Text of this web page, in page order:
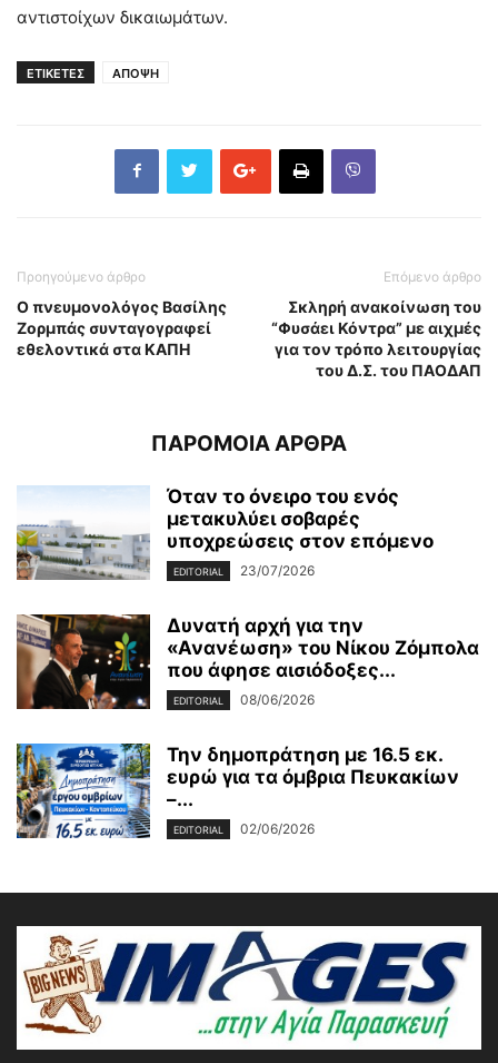
αντιστοίχων δικαιωμάτων.
ΕΤΙΚΕΤΕΣ ΑΠΟΨΗ
Προηγούμενο άρθρο
Ο πνευμονολόγος Βασίλης
Ζορμπάς συνταγογραφεί
εθελοντικά στα ΚΑΠΗ
Επόμενο άρθρο
Σκληρή ανακοίνωση του
“Φυσάει Κόντρα” με αιχμές
για τον τρόπο λειτουργίας
του Δ.Σ. του ΠΑΟΔΑΠ
ΠΑΡΟΜΟΙΑ ΑΡΘΡΑ
Όταν το όνειρο του ενός
μετακυλύει σοβαρές
υποχρεώσεις στον επόμενο
EDITORIAL 23/07/2026
Δυνατή αρχή για την
«Ανανέωση» του Νίκου Ζόμπολα
που άφησε αισιόδοξες...
EDITORIAL 08/06/2026
Την δημοπράτηση με 16.5 εκ.
ευρώ για τα όμβρια Πευκακίων
–...
EDITORIAL 02/06/2026